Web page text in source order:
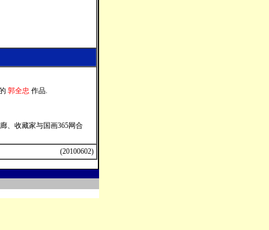
郭全忠 作品.
、 收藏家与国画365网合
(20100602)